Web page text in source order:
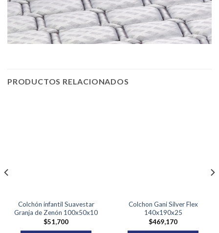
PRODUCTOS RELACIONADOS
Colchón infantil Suavestar
Granja de Zenón 100x50x10
$51,700
Colchon Gani Silver Flex
140x190x25
$469,170